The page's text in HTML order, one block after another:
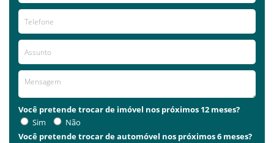
Você pretende trocar de imóvel nos próximos 12 meses?
Sim
Não
Você pretende trocar de automóvel nos próximos 6 meses?